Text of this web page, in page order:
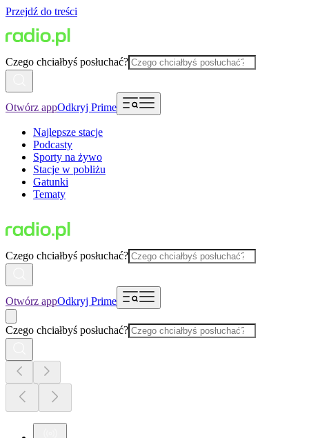
Przejdź do treści
Czego chciałbyś posłuchać?
Otwórz appOdkryj Prime
Najlepsze stacje
Podcasty
Sporty na żywo
Stacje w pobliżu
Gatunki
Tematy
Czego chciałbyś posłuchać?
Otwórz appOdkryj Prime
Czego chciałbyś posłuchać?